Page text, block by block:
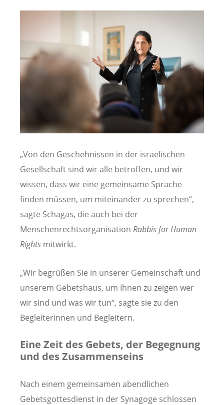
„Von den Geschehnissen in der israelischen
Gesellschaft sind wir alle betroffen, und wir
wissen, dass wir eine gemeinsame Sprache
finden müssen, um miteinander zu sprechen“,
sagte Schagas, die auch bei der
Menschenrechtsorganisation Rabbis for Human
Rights mitwirkt.
„Wir begrüßen Sie in unserer Gemeinschaft und
unserem Gebetshaus, um Ihnen zu zeigen wer
wir sind und was wir tun“, sagte sie zu den
Begleiterinnen und Begleitern.
Eine Zeit des Gebets, der Begegnung
und des Zusammenseins
Nach einem gemeinsamen abendlichen
Gebetsgottesdienst in der Synagoge schlossen